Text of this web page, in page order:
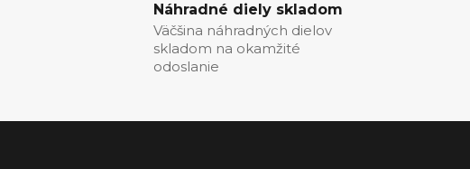
Náhradné diely skladom
Väčšina náhradných dielov
skladom na okamžité
odoslanie